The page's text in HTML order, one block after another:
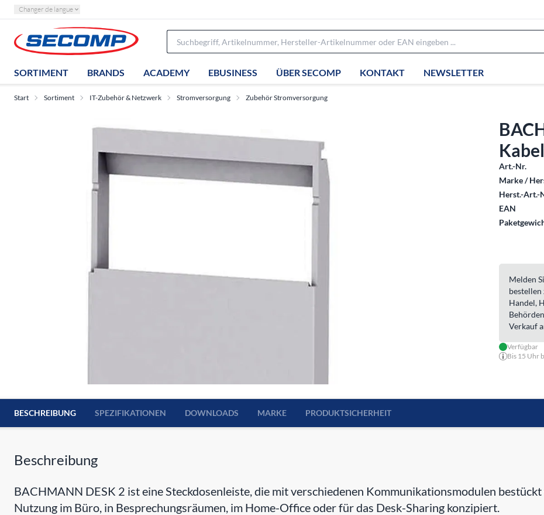
Changer de langue
SORTIMENT BRANDS ACADEMY EBUSINESS ÜBER SECOMP KONTAKT NEWSLETTER
Start Sortiment IT-Zubehör & Netzwerk Stromversorgung Zubehör Stromversorgung
Art.-Nr.
Marke /
Herst.-Art.-
EAN
Melden
bestellen
Handel,
Verkauf
Verfügbar
Bis 15 Uhr
BESCHREIBUNG SPEZIFIKATIONEN DOWNLOADS MARKE PRODUKTSICHERHEIT
Beschreibung
BACHMANN DESK 2 ist eine Steckdosenleiste, die mit verschiedenen Kommunikationsmodulen
Nutzung im Büro, in Besprechungsräumen, im Home-Office oder für das Desk-Sharing konzipiert.